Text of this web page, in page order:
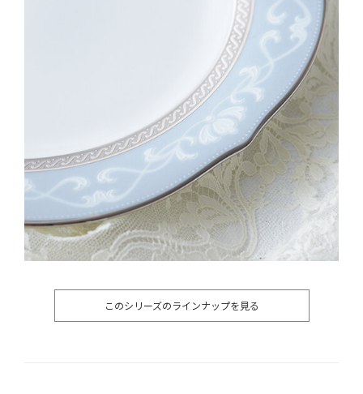
このシリーズのラインナップを見る